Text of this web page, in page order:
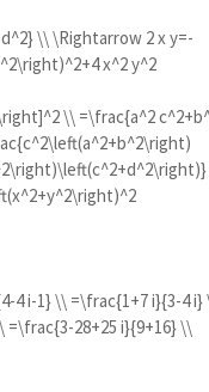
\\ \Rightarrow 2 x y=-
x^2 y^2
\\ =\frac{a^2
4 i-1} \\ =\frac{1+7 i}{3-4 i}
=\frac{3-28+25 i}{9+16} \\